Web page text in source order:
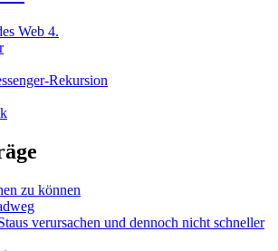
Web 4.
Rekursion
zu können
verursachen und dennoch nicht schneller